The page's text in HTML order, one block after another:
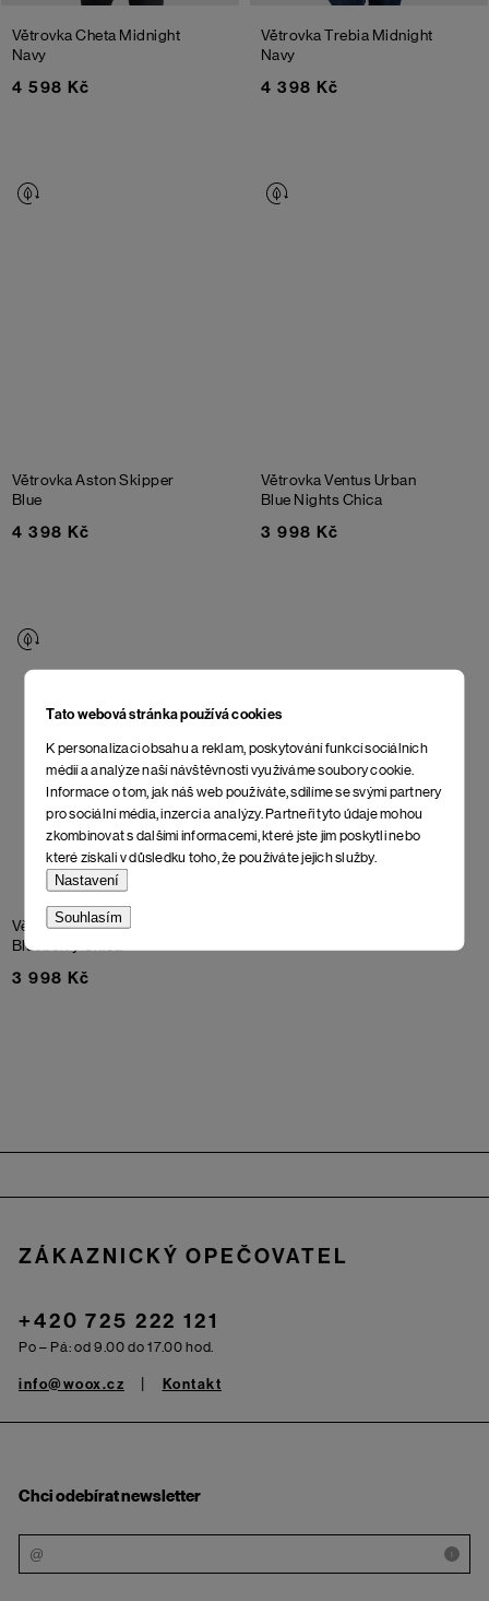
Tato webová stránka používá cookies
K personalizaci obsahu a reklam, poskytování funkcí sociálních
médií a analýze naší návštěvnosti využíváme soubory cookie.
Informace o tom, jak náš web používáte, sdílíme se svými partnery
pro sociální média, inzerci a analýzy. Partneři tyto údaje mohou
zkombinovat s dalšími informacemi, které jste jim poskytli nebo
které získali v důsledku toho, že používáte jejich služby.
Nastavení
Souhlasím
Větrovka Cheta Midnight
Navy
4 598 Kč
Větrovka Trebia Midnight
Navy
4 398 Kč
Větrovka AstonSkipper
Blue
4 398 Kč
Větrovka Ventus Urban
Blue Nights Chica
3 998 Kč
Větrovka Ventus Urban
Blueberry Chica
3 998 Kč
ZÁKAZNICKÝ OPEČOVATEL
+420 725 222 121
Po – Pá: od 9.00 do 17.00 hod.
info@woox.cz Kontakt
Chci odebírat newsletter
i